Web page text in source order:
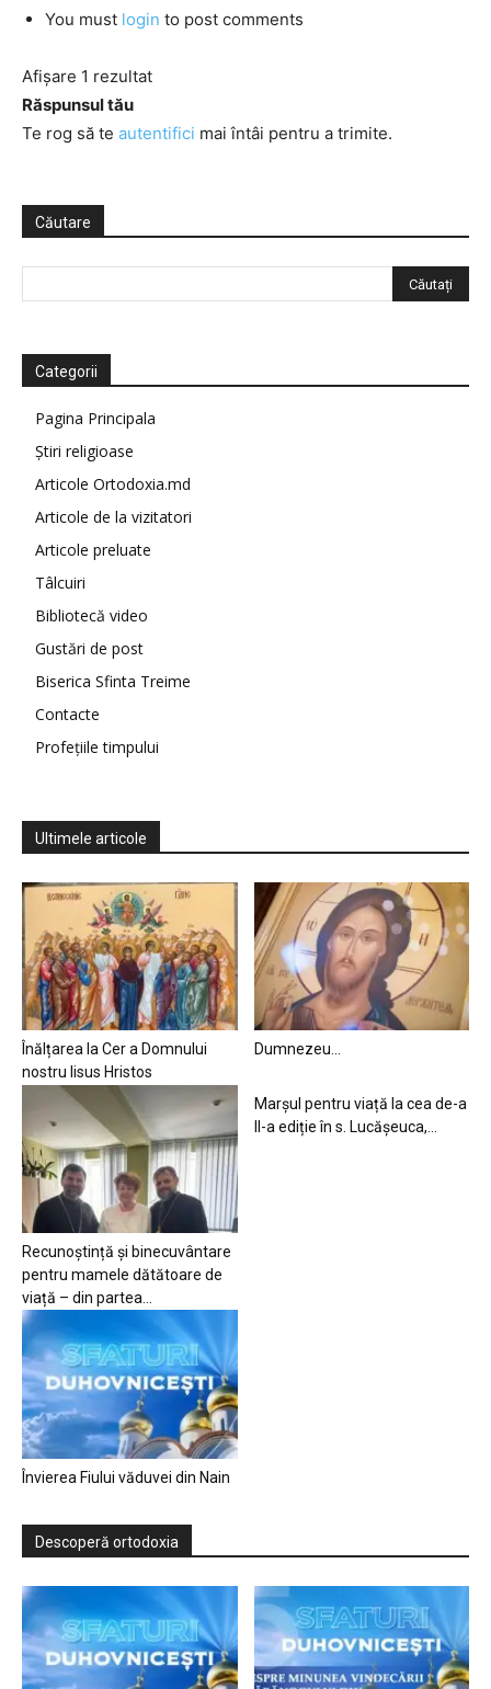
You must login to post comments
Afișare 1 rezultat
Răspunsul tău
Te rog să te autentifici mai întâi pentru a trimite.
Căutare
Categorii
Pagina Principala
Știri religioase
Articole Ortodoxia.md
Articole de la vizitatori
Articole preluate
Tâlcuiri
Bibliotecă video
Gustări de post
Biserica Sfinta Treime
Contacte
Profețiile timpului
Ultimele articole
Înălțarea la Cer a Domnului
nostru Iisus Hristos
Dumnezeu…
Recunoștință și binecuvântare
pentru mamele dătătoare de
viață – din partea...
Marșul pentru viață la cea de-a
II-a ediție în s. Lucășeuca,...
Învierea Fiului văduvei din Nain
Descoperă ortodoxia